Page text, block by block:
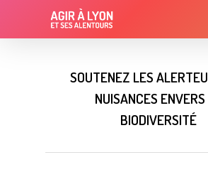
SOUTENEZ LES
NUISANCES
BIODIVERSITÉ